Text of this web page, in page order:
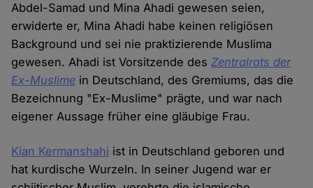
Abdel-Samad und Mina Ahadi gewesen seien,
erwiderte er, Mina Ahadi habe keinen religiösen
Background und sei nie praktizierende Muslima
gewesen. Ahadi ist Vorsitzende desZentralrats der
Ex-Muslime in Deutschland, des Gremiums, das die
Bezeichnung "Ex-Muslime" prägte, und war nach
eigener Aussage früher eine gläubige Frau.
Kian Kermanshahi ist in Deutschland geboren und
hat kurdische Wurzeln. In seiner Jugend war er